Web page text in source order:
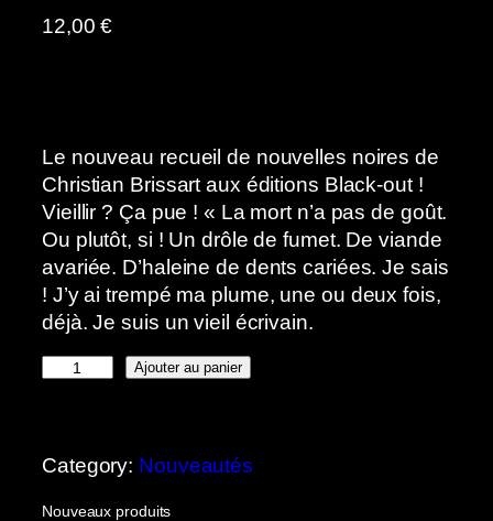
12,00€
Le nouveau recueil de nouvelles noires de
Christian Brissart aux éditions Black-out !
Vieillir ? Ça pue ! « La mort n’a pas de goût.
Ou plutôt, si ! Un drôle de fumet. De viande
avariée. D’haleine de dents cariées. Je sais
! J’y ai trempé ma plume, une ou deux fois,
déjà. Je suis un vieil écrivain.
t
i
Ajouter au panier
Category: Nouveautés
Nouveaux produits